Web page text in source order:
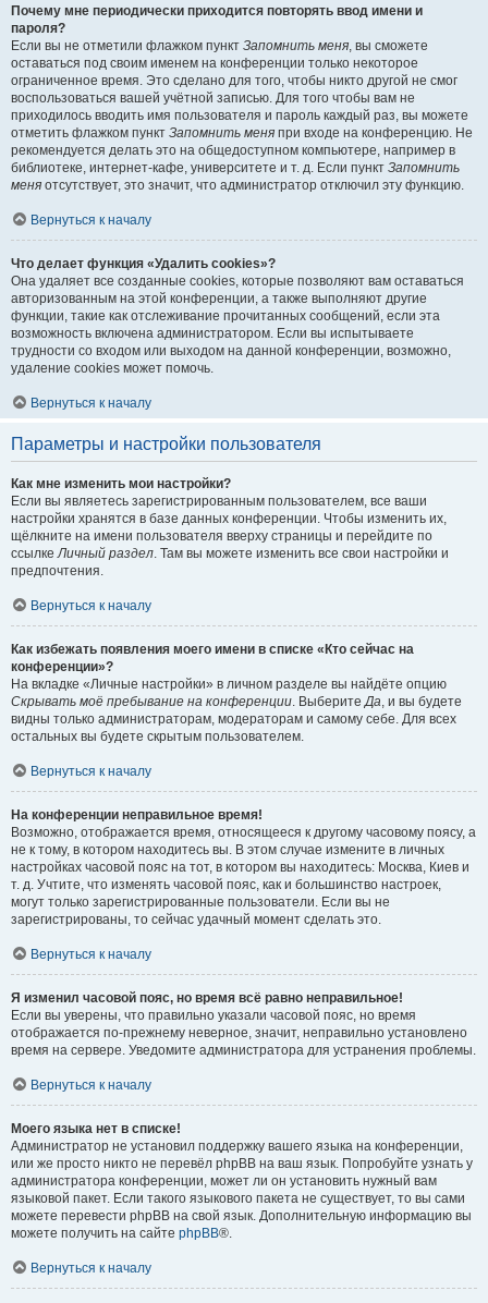
Почему мне периодически приходится повторять ввод имени и
пароля?
Если вы не отметили флажком пункт Запомнить меня, вы сможете
оставаться под своим именем на конференции только некоторое
ограниченное время. Это сделано для того, чтобы никто другой не смог
воспользоваться вашей учётной записью. Для того чтобы вам не
приходилось вводить имя пользователя и пароль каждый раз, вы можете
отметить флажком пункт Запомнить меня при входе на конференцию. Не
рекомендуется делать это на общедоступном компьютере, например в
библиотеке, интернет-кафе, университете и т. д. Если пункт Запомнить
меня отсутствует, это значит, что администратор отключил эту функцию.
Вернуться к началу
Что делает функция «Удалить cookies»?
Она удаляет все созданные cookies, которые позволяют вам оставаться
авторизованным на этой конференции, а также выполняют другие
функции, такие как отслеживание прочитанных сообщений, если эта
возможность включена администратором. Если вы испытываете
трудности со входом или выходом на данной конференции, возможно,
удаление cookies может помочь.
Вернуться к началу
Параметры и настройки пользователя
Как мне изменить мои настройки?
Если вы являетесь зарегистрированным пользователем, все ваши
настройки хранятся в базе данных конференции. Чтобы изменить их,
щёлкните на имени пользователя вверху страницы и перейдите по
ссылкеЛичный раздел. Там вы можете изменить все свои настройки и
предпочтения.
Вернуться к началу
Как избежать появления моего имени в списке «Кто сейчас на
конференции»?
На вкладке «Личные настройки» в личном разделе вы найдёте опцию
Скрывать моё пребывание на конференции. ВыберитеДа, и вы будете
видны только администраторам, модераторам и самому себе. Для всех
остальных вы будете скрытым пользователем.
Вернуться к началу
На конференции неправильное время!
Возможно, отображается время, относящееся к другому часовому поясу, а
не к тому, в котором находитесь вы. В этом случае измените в личных
настройках часовой пояс на тот, в котором вы находитесь: Москва, Киев и
т. д. Учтите, что изменять часовой пояс, как и большинство настроек,
могут только зарегистрированные пользователи. Если вы не
зарегистрированы, то сейчас удачный момент сделать это.
Вернуться к началу
Я изменил часовой пояс, но время всё равно неправильное!
Если вы уверены, что правильно указали часовой пояс, но время
отображается по-прежнему неверное, значит, неправильно установлено
время на сервере. Уведомите администратора для устранения проблемы.
Вернуться к началу
Моего языка нет в списке!
Администратор не установил поддержку вашего языка на конференции,
или же просто никто не перевёл phpBB на ваш язык. Попробуйте узнать у
администратора конференции, может ли он установить нужный вам
языковой пакет. Если такого языкового пакета не существует, то вы сами
можете перевести phpBB на свой язык. Дополнительную информацию вы
можете получить на сайте phpBB®.
Вернуться к началу